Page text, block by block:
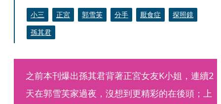
小三 正宮 郭雪芙 分手 厭食症
探照鏡
孫其君
之前本刊爆出孫其君背著正宮女友K小姐，連續2
天在郭雪芙家過夜，沒想到更精彩的在後頭；上